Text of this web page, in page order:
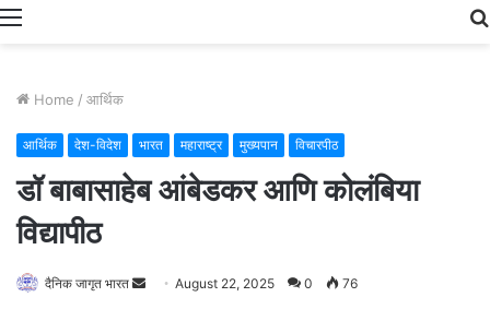
Menu
Home / आर्थिक
आर्थिक देश-विदेश भारत महाराष्ट्र मुख्यपान विचारपीठ
डॉ बाबासाहेब आंबेडकर आणि कोलंबिया
विद्यापीठ
दैनिक जागृत भारत
SendAugust 22, 2025 0 76